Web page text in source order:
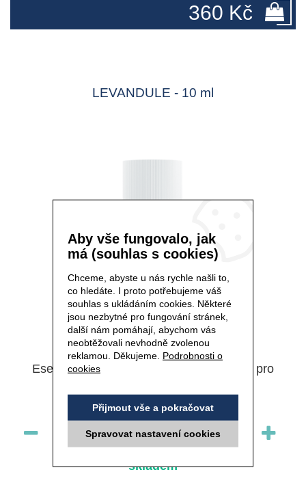
360 Kč
LEVANDULE - 10 ml
Kód 1084
Esenciální olej 20% koncentrace vhodný pro
ks
skladem
Aby vše fungovalo, jak
má (souhlas s cookies)
Chceme, abyste u nás rychle našli to,
co hledáte. I proto potřebujeme váš
souhlas s ukládáním cookies. Některé
jsou nezbytné pro fungování stránek,
další nám pomáhají, abychom vás
neobtěžovali nevhodně zvolenou
reklamou. Děkujeme. Podrobnosti o
cookies
Spravovat nastavení cookies
Přijmout vše a pokračovat